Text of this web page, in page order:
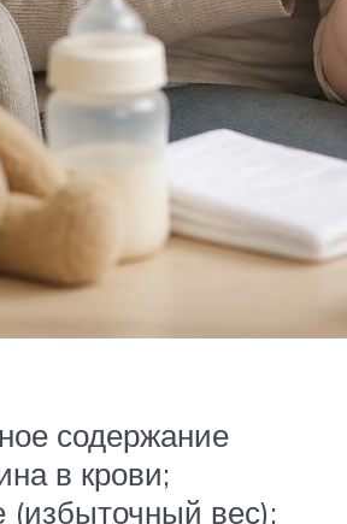
содержание
в крови;
(избыточный вес);